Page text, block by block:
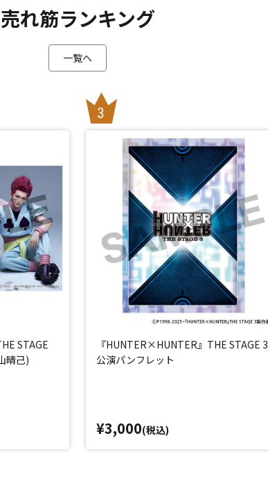
売れ筋ランキング
一覧へ
STAGE
晴己)
『HUNTER×HUNTER』THE STAGE 3
公演パンフレット
¥3,000(税込)